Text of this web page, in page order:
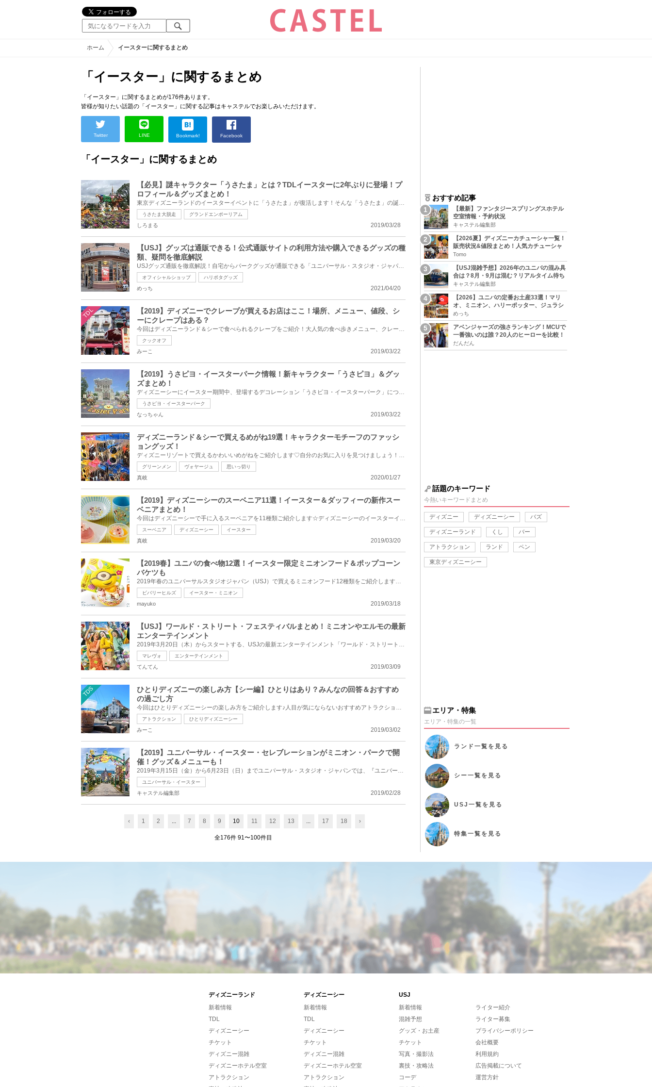
ホーム イースターに関するまとめ
「イースター」に関するまとめ
「イースター」に関するまとめが176件あります。
皆様が知りたい話題の「イースター」に関する記事はキャステルでお楽しみいただけます。
Twitter LINE Bookmark! Facebook
「イースター」に関するまとめ
【必見】謎キャラクター「うさたま」とは？TDLイースターに2年ぶりに登場！プ
ロフィール＆グッズまとめ！
東京ディズニーランドのイースターイベントに「うさたま」が復活します！そんな「うさたま」の誕生秘話...
うさたま大脱走 グランドエンポーリアム
2019/03/28
しろまる
【USJ】グッズは通販できる！公式通販サイトの利用方法や購入できるグッズの種
類、疑問を徹底解説
USJグッズ通販を徹底解説！自宅からパークグッズが通販できる「ユニバーサル・スタジオ・ジャパン・オン...
オフィシャルショップ ハリポタグッズ
2021/04/20
めっち
TDL
【2019】ディズニーでクレープが買えるお店はここ！場所、メニュー、値段、シ
ーにクレープはある？
今回はディズニーランド＆シーで食べられるクレープをご紹介！大人気の食べ歩きメニュー、クレープが買...
クックオフ
2019/03/22
みーこ
【2019】うさピヨ・イースターパーク情報！新キャラクター「うさピヨ」＆グッ
ズまとめ！
ディズニーシーにイースター期間中、登場するデコレーション「うさピヨ・イースターパーク」についてご...
うさピヨ・イースターパーク
2019/03/22
なっちゃん
ディズニーランド＆シーで買えるめがね19選！キャラクターモチーフのファッシ
ョングッズ！
ディズニーリゾートで買えるかわいいめがねをご紹介します♡自分のお気に入りを見つけましょう！大好きな...
グリーンメン ヴォヤージュ 思いっ切り
2020/01/27
真岐
【2019】ディズニーシーのスーベニア11選！イースター＆ダッフィーの新作スー
ベニアまとめ！
今回はディズニーシーで手に入るスーベニアを11種類ご紹介します☆ディズニーシーのイースターイベントか...
スーベニア ディズニーシー イースター
2019/03/20
真岐
【2019春】ユニバの食べ物12選！イースター限定ミニオンフード＆ポップコーン
バケツも
2019年春のユニバーサルスタジオジャパン（USJ）で買えるミニオンフード12種類をご紹介します。インスタ...
ビバリーヒルズ イースター・ミニオン
2019/03/18
mayuko
【USJ】ワールド・ストリート・フェスティバルまとめ！ミニオンやエルモの最新
エンターテインメント
2019年3月20日（木）からスタートする、USJの最新エンターテインメント「ワールド・ストリート・フェス...
マレヴォ エンターテインメント
2019/03/09
てんてん
TDS
ひとりディズニーの楽しみ方【シー編】ひとりはあり？みんなの回答＆おすすめ
の過ごし方
今回はひとりディズニーシーの楽しみ方をご紹介します♪人目が気にならないおすすめアトラクションやレス...
アトラクション ひとりディズニーシー
2019/03/02
みーこ
【2019】ユニバーサル・イースター・セレブレーションがミニオン・パークで開
催！グッズ＆メニューも！
2019年3月15日（金）から6月23日（日）までユニバーサル・スタジオ・ジャパンでは、『ユニバーサル・イ...
ユニバーサル・イースター
2019/02/28
キャステル編集部
‹ 1 2 ... 7 8 9 10 11 12 13 ... 17 18 ›
全176件 91〜100件目
おすすめ記事
【最新】ファンタジースプリングスホテル
空室情報・予約状況
キャステル編集部
【2026夏】ディズニーカチューシャ一覧！
販売状況&値段まとめ！人気カチューシャ
をチェック
Tomo
【USJ混雑予想】2026年のユニバの混み具
合は？8月・9月は混む？リアルタイム待ち
時間アプリも
キャステル編集部
【2026】ユニバの定番お土産33選！マリ
オ、ミニオン、ハリーポッター、ジュラシ
ックパーク、セサミ、SINGなどのグッズ情
報
めっち
アベンジャーズの強さランキング！MCUで
一番強いのは誰？20人のヒーローを比較！
だんだん
話題のキーワード
今熱いキーワードまとめ
ディズニー ディズニーシー バズ
ディズニーランド くし バー
アトラクション ランド ペン
東京ディズニーシー
エリア・特集
エリア・特集の一覧
ランド 一覧を見る
シー一覧を見る
USJ 一覧を見る
特集一覧を見る
ディズニーランド ディズニーシー
USJ
新着情報
TDL
ディズニーシー
チケット
ディズニー混雑
ディズニーホテル空室
アトラクション
新着情報
TDL
ディズニーシー
チケット
ディズニー混雑
ディズニーホテル空室
アトラクション
新着情報
混雑予想
グッズ・お土産
チケット
写真・撮影法
裏技・攻略法
コーデ
ライター紹介
ライター募集
プライバシーポリシー
会社概要
利用規約
広告掲載について
運営方針